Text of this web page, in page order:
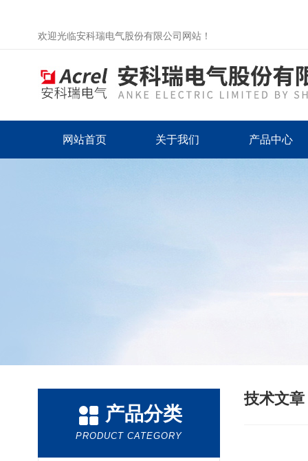
欢迎光临安科瑞电气股份有限公司网站！
网站首页 关于我们 产品中心
产品分类
PRODUCT CATEGORY
技术文章